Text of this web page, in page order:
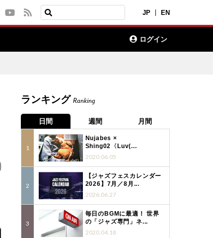
JP EN
ログイン
ランキング Ranking
日間 週間 月間
Nujabes ×
Shing02〈Luv(...
2020.06.05
【ジャズフェスカレンダー
2026】7月／8月...
2026.06.27
毎日のBGMに最適！ 世界
の「ジャズ専門」ネ...
2020.04.18